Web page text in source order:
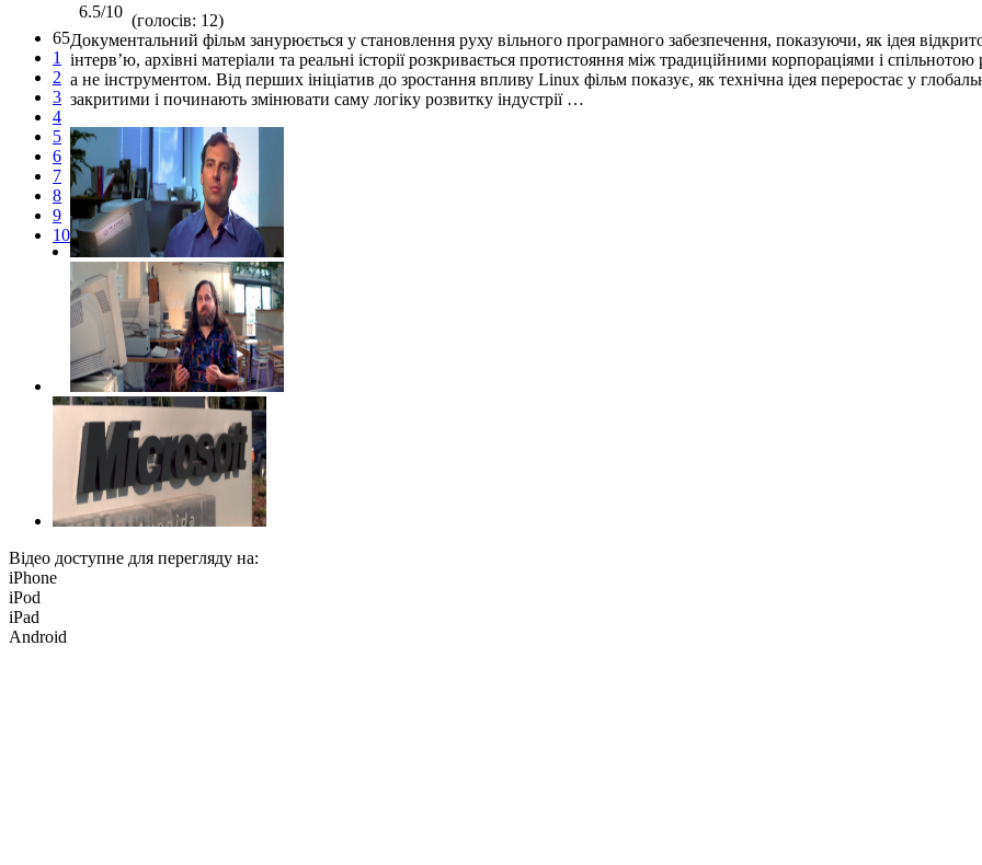
65
1
2
3
4
5
6
7
8
9
10
6.5/10 (голосів: 12)
Документальний фільм занурюється у становлення руху вільного програмного забезпечення, показуючи, як ідея
інтерв’ю, архівні матеріали та реальні історії розкривається протистояння між традиційними корпораціями і
а не інструментом. Від перших ініціатив до зростання впливу Linux фільм показує, як технічна ідея переростає у
закритими і починають змінювати саму логіку розвитку індустрії …
Відео доступне для перегляду на:
iPhone
iPod
iPad
Android